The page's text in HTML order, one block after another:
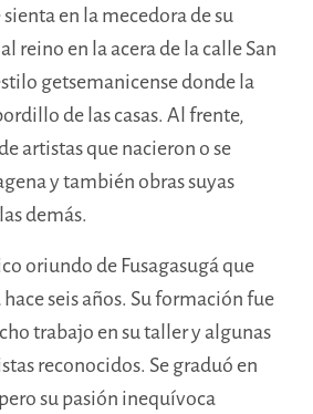
en la mecedora de su
reino en la acera de la calle San
getsemanicense donde la
de las casas. Al frente,
artistas que nacieron o se
y también obras suyas
demás.
oriundo de Fusagasugá que
seis años. Su formación fue
trabajo en su taller y algunas
reconocidos. Se graduó en
su pasión inequívoca